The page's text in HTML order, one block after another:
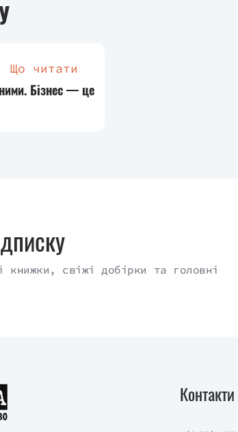
знати все про трейдерів. І «Світ на
Що читати
Бізнес — це
книжки, свіжі добірки та головні